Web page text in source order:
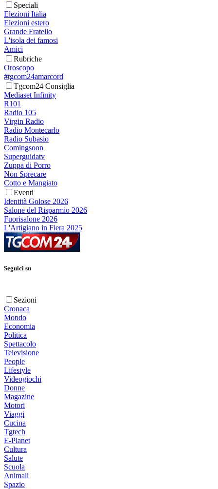
Speciali
Elezioni Italia
Elezioni estero
Grande Fratello
L'isola dei famosi
Amici
Rubriche
Oroscopo
#tgcom24amarcord
Tgcom24 Consiglia
Mediaset Infinity
R101
Radio 105
Virgin Radio
Radio Montecarlo
Radio Subasio
Comingsoon
Superguidatv
Zuppa di Porro
Non Sprecare
Cotto e Mangiato
Eventi
Identità Golose 2026
Salone del Risparmio 2026
Fuorisalone 2026
L'Artigiano in Fiera 2025
Seguici su
Sezioni
Cronaca
Mondo
Economia
Politica
Spettacolo
Televisione
People
Lifestyle
Videogiochi
Donne
Magazine
Motori
Viaggi
Cucina
Tgtech
E-Planet
Cultura
Salute
Scuola
Animali
Spazio